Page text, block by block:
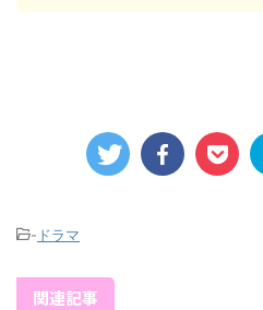
- ドラマ
関連記事